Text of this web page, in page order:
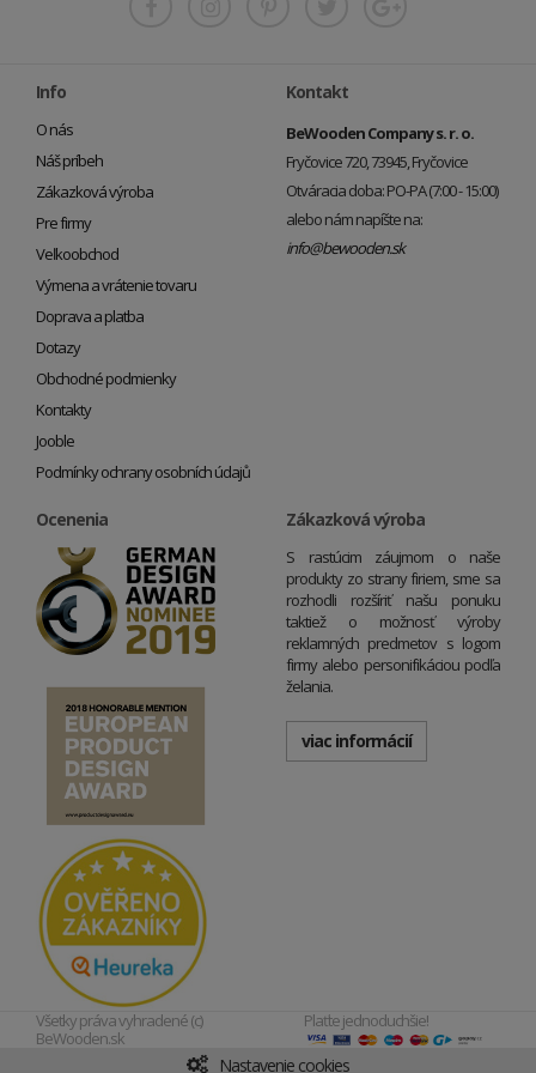
Info
O nás
Náš príbeh
Zákazková výroba
Pre firmy
Veľkoobchod
Výmena a vrátenie tovaru
Doprava a platba
Dotazy
Obchodné podmienky
Kontakty
Jooble
Podmínky ochrany osobních údajů
Kontakt
BeWooden Company s. r. o.
Fryčovice 720, 73945, Fryčovice
Otváracia doba: PO-PA (7:00 - 15:00)
alebo nám napíšte na:
info@bewooden.sk
Ocenenia Zákazková výroba
S rastúcim záujmom o naše
produkty zo strany firiem, sme sa
rozhodli rozšíriť našu ponuku
taktiež o možnosť výroby
reklamných predmetov s logom
firmy alebo personifikáciou podľa
želania.
viac informácií
Všetky práva vyhradené (c)
BeWooden.sk
Plaťte jednoduchšie!
Nastavenie cookies